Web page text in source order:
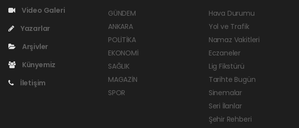
Video Galeri
Yazarlar
Arşivler
Künyemiz
İletişim
GÜNDEM
ANKARA
POLİTİKA
EKONOMİ
SAĞLIK
MAGAZİN
SPOR
Hava Durumu
Yol ve Trafik
Namaz Vakitleri
Eczaneler
Lig Fikstürü
Tarihte Bugün
Sinemalar
Seri İlanlar
Şehir Rehberi